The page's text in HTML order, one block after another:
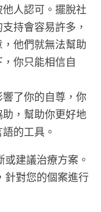
人認可。擺脫社
持會容易許多，
他們就無法幫助
你只能相信自
了你的自尊，你
，幫助你更好地
的工具。
建議治療方案。
針對您的個案進行